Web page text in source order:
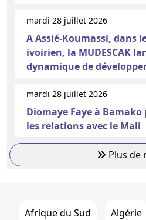
mardi 28 juillet 2026
A Assié-Koumassi, dans
ivoirien, la MUDESCAK
dynamique de
mardi 28 juillet 2026
Diomaye Faye à
les relations avec le Mali
Plus de
Afrique du Sud Algérie